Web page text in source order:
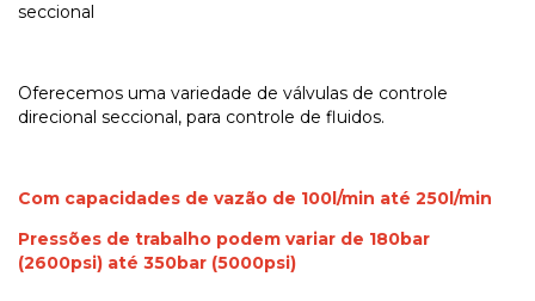
seccional
Oferecemos uma variedade de válvulas de controle
direcional seccional, para controle de fluidos.
Com capacidades de vazão de 100l/min até 250l/min
Pressões de trabalho podem variar de 180bar
(2600psi) até 350bar (5000psi)